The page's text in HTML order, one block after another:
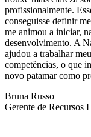
profissionalmente.
conseguisse definir
me animou a iniciar,
desenvolvimento. A
ajudou a trabalhar
competências, o que
novo patamar como
Bruna Russo
Gerente de Recursos